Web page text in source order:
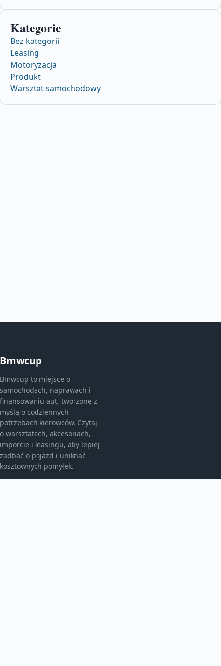
Kategorie
Bez kategorii
Leasing
Motoryzacja
Produkt
Warsztat samochodowy
Bmwcup
Bmwcup to miejsce o
samochodach, naprawach i
finansowaniu aut, tworzone z
myślą o codziennych
potrzebach kierowców. Czytaj
o warsztatach, akcesoriach,
imporcie i leasingu, aby lepiej
zadbać o pojazd i uniknąć
kosztownych pomyłek.